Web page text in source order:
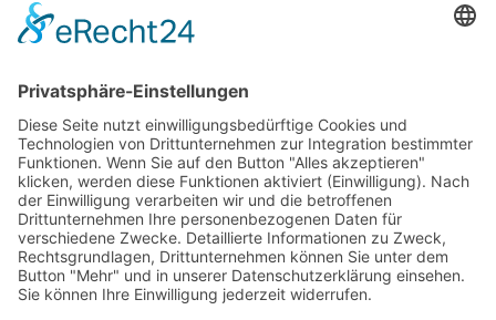
Schreibe einen Kommentar
Du musstangemeldetsein, um einen Kommentar
abzugeben.